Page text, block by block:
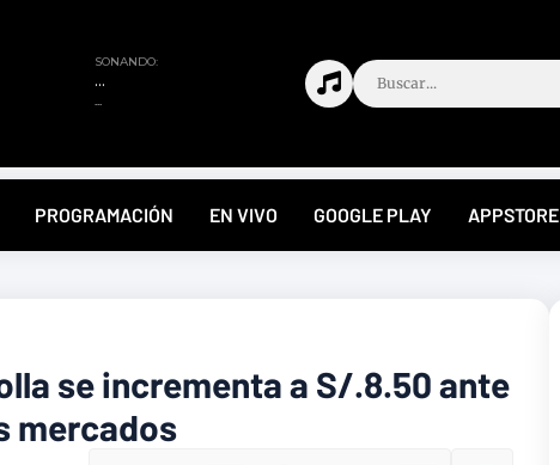
PROGRAMACIÓN EN VIVO GOOGLE PLAY APPSTORE
se incrementa a S/.8.50 ante
mercados